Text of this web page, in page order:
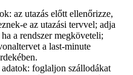
az utazás előtt ellenőrizze,
e az utazási tervvel; adja
a rendszer megköveteli;
a last-minute
foglaljon szállodákat